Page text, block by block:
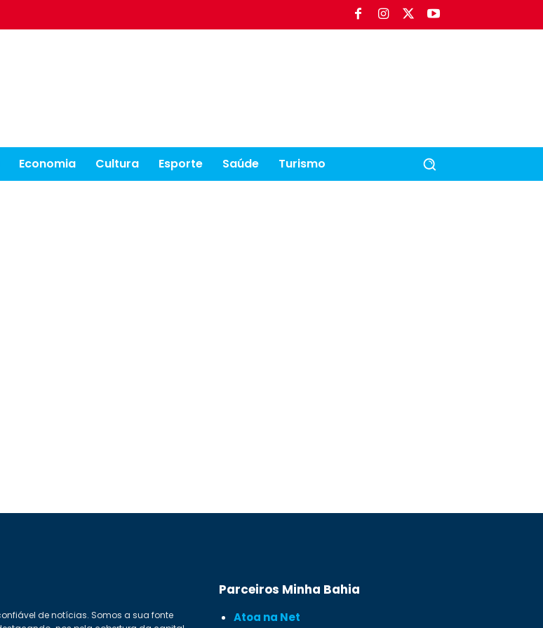
Economia Cultura Esporte Saúde Turismo
de notícias. Somos a sua fonte
Parceiros Minha Bahia
Atoa na Net